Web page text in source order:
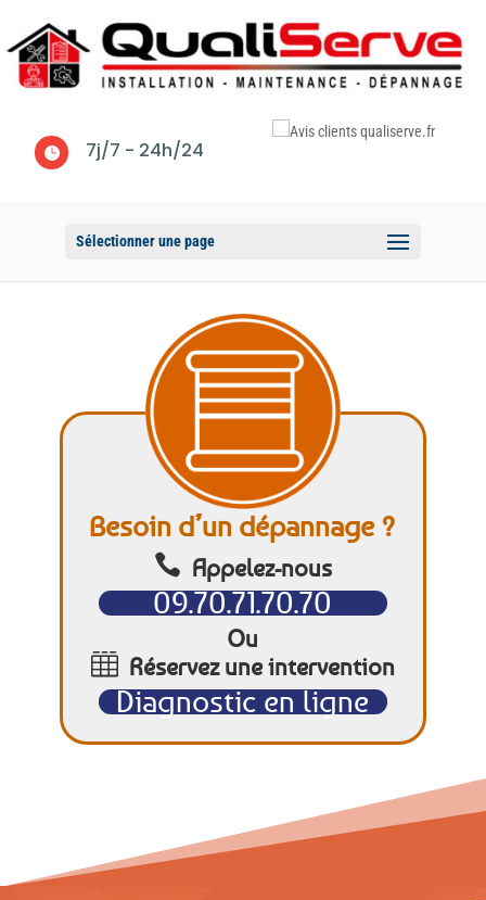
 7j/7 - 24h/24
Sélectionner une page
Besoin d’un dépannage ?
 Appelez-nous
09.70.71.70.70
Ou
 Réservez une intervention
Diagnostic en ligne